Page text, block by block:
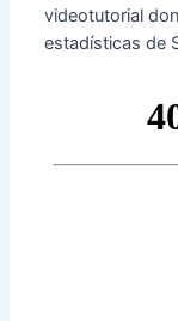
videotutorial
estadísticas de